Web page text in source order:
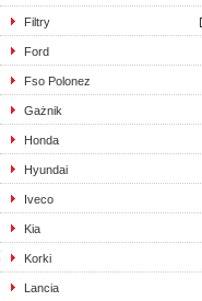
Filtry
Ford
Fso Polonez
Gażnik
Honda
Hyundai
Iveco
Kia
Korki
Lancia